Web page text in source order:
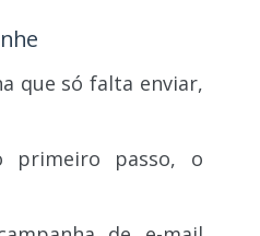
que só falta enviar,
primeiro passo, o